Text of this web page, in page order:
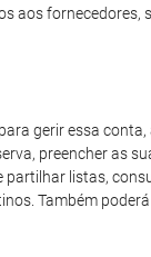
aos fornecedores,
gerir essa
preencher as
partilhar listas,
Também